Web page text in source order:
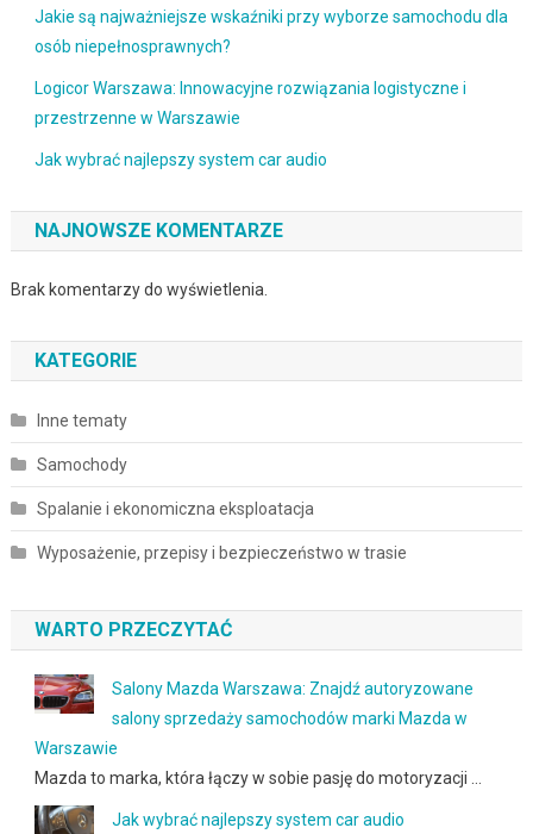
Jakie są najważniejsze wskaźniki przy wyborze samochodu dla
osób niepełnosprawnych?
Logicor Warszawa: Innowacyjne rozwiązania logistyczne i
przestrzenne w Warszawie
Jak wybrać najlepszy system car audio
NAJNOWSZE KOMENTARZE
Brak komentarzy do wyświetlenia.
KATEGORIE
Inne tematy
Samochody
Spalanie i ekonomiczna eksploatacja
Wyposażenie, przepisy i bezpieczeństwo w trasie
WARTO PRZECZYTAĆ
Salony Mazda Warszawa: Znajdź autoryzowane
salony sprzedaży samochodów marki Mazda w
Warszawie
Mazda to marka, która łączy w sobie pasję do motoryzacji …
Jak wybrać najlepszy system car audio